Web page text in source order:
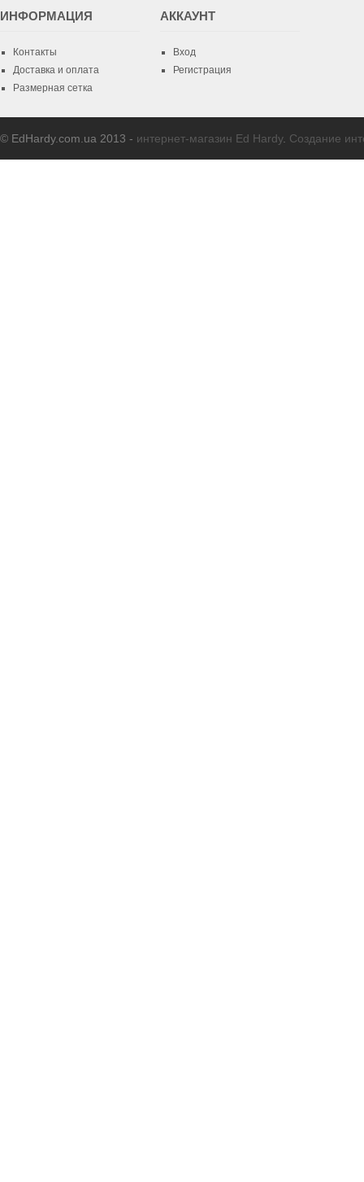
ИНФОРМАЦИЯ
Контакты
Доставка и оплата
Размерная сетка
AККАУНТ
Вход
Регистрация
© EdHardy.com.ua 2013 - интернет-магазин Ed Hardy. Создание